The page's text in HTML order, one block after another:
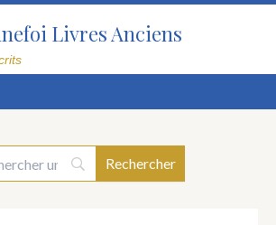
Livres Anciens